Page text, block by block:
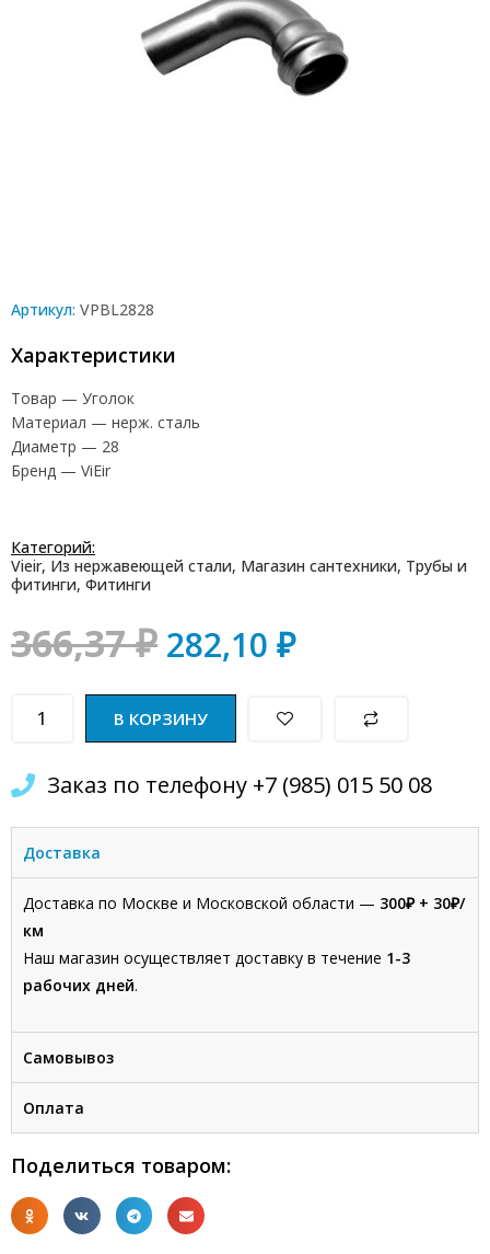
Артикул: VPBL2828
Характеристики
Товар — Уголок
Материал — нерж. сталь
Диаметр — 28
Бренд — ViEir
Категорий:
Vieir, Из нержавеющей стали, Магазин сантехники, Трубы и
фитинги, Фитинги
366,37₽ 282,10 ₽
В КОРЗИНУ
Заказ по телефону +7 (985) 015 50 08
Доставка
Доставка по Москве и Московской области — 300₽ + 30₽/
км
Наш магазин осуществляет доставку в течение 1-3
рабочих дней.
Самовывоз
Оплата
Поделиться товаром: